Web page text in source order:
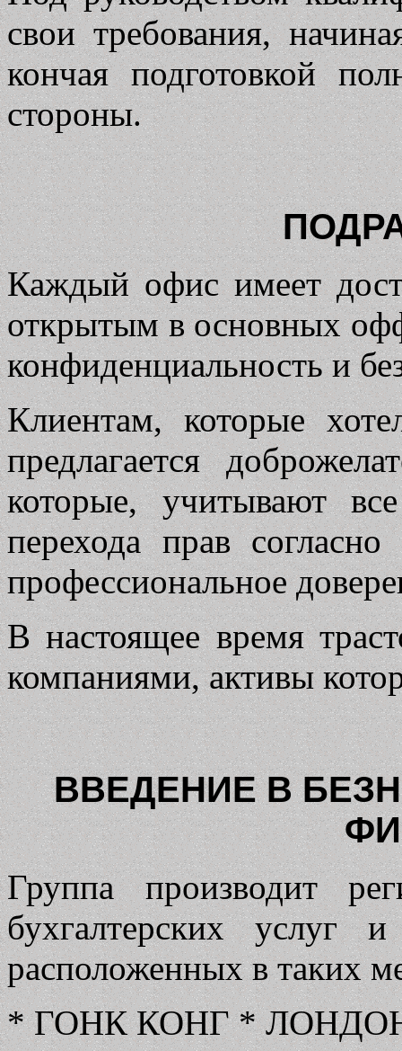
свои требования,
кончая подготовкой
стороны.
Каждый офис имеет
открытым в основных
конфиденциальность и
Клиентам, которые
предлагается
которые, учитывают
перехода прав
профессиональное
В настоящее время
компаниями, активы
ВВЕДЕНИЕ В
Группа производит
бухгалтерских услуг
расположенных в таких
* ГОНК КОНГ *